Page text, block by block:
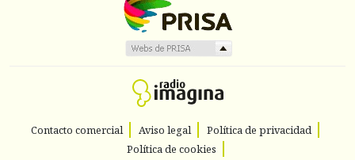
Contacto comercial Aviso legal
Política de privacidad
Política de cookies